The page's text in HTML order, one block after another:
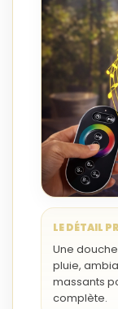
LE DÉTAIL
Une
pluie,
massants
complète.